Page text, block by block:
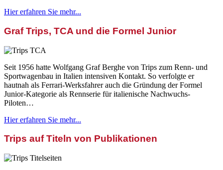
Hier erfahren Sie mehr...
Graf Trips, TCA und die Formel Junior
Seit 1956 hatte Wolfgang Graf Berghe von Trips zum Renn- und
Sportwagenbau in Italien intensiven Kontakt. So verfolgte er
hautnah als Ferrari-Werksfahrer auch die Gründung der Formel
Junior-Kategorie als Rennserie für italienische Nachwuchs-
Piloten…
Hier erfahren Sie mehr...
Trips auf Titeln von Publikationen